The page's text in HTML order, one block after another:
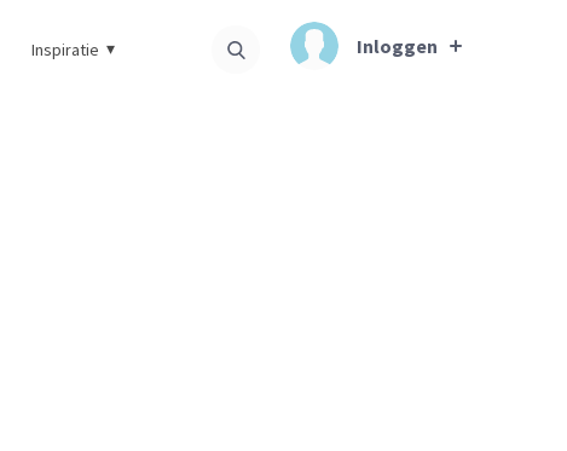
Inspiratie Inloggen